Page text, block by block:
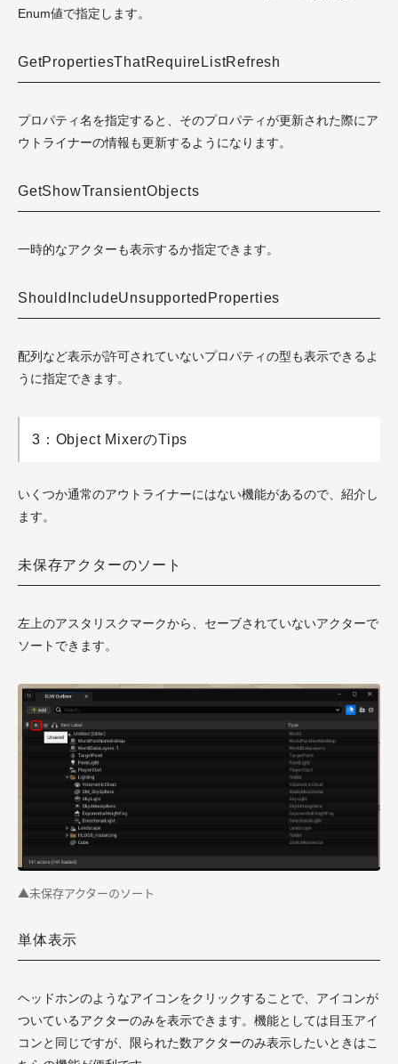
Enum値で指定します。
GetPropertiesThatRequireListRefresh
プロパティ名を指定すると、そのプロパティが更新された際にア
ウトライナーの情報も更新するようになります。
GetShowTransientObjects
一時的なアクターも表示するか指定できます。
ShouldIncludeUnsupportedProperties
配列など表示が許可されていないプロパティの型も表示できるよ
うに指定できます。
3：Object MixerのTips
いくつか通常のアウトライナーにはない機能があるので、紹介し
ます。
未保存アクターのソート
左上のアスタリスクマークから、セーブされていないアクターで
ソートできます。
▲未保存アクターのソート
単体表示
ヘッドホンのようなアイコンをクリックすることで、アイコンが
ついているアクターのみを表示できます。機能としては目玉アイ
コンと同じですが、限られた数アクターのみ表示したいときはこ